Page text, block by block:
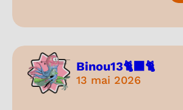
Binou13🐈‍⬛🐈
13 mai 2026